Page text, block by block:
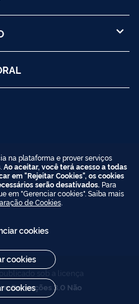
sob a licença
3.0 Não
na plataforma e prover serviços
Ao aceitar, você terá acesso a todas
em "Rejeitar Cookies", os cookies
serão desativados. Para
em "Gerenciar cookies". Saiba mais
de Cookies.
cookies
cookies
cookies